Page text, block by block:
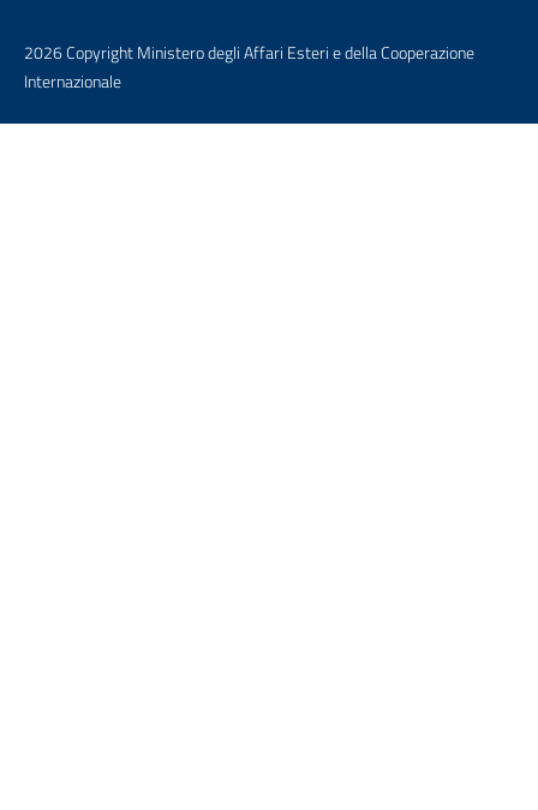
2026 Copyright Ministero degli Affari Esteri e della Cooperazione
Internazionale